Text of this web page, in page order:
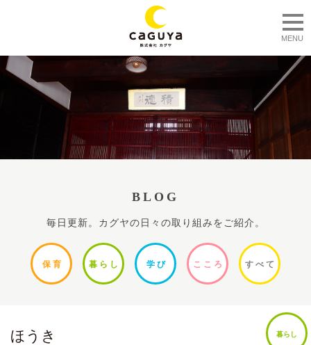
MENU
BLOG
毎日更新。カグヤの日々の取り組みをご紹介。
保 育 暮ら し 学 び ここ ろ すべて
暮らし
ほうき